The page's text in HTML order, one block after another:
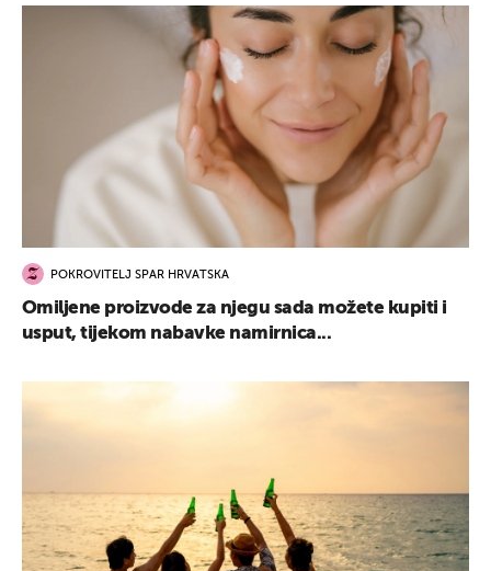
POKROVITELJ SPAR HRVATSKA
Omiljene proizvode za njegu sada možete kupiti i
usput, tijekom nabavke namirnica...